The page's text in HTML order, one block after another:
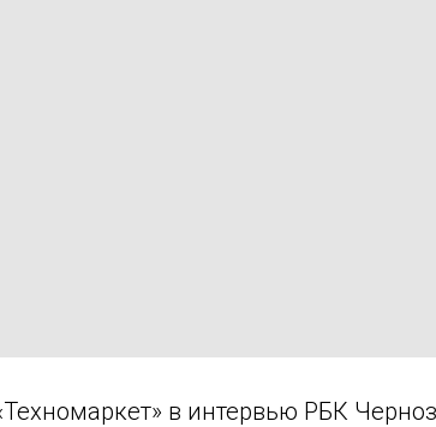
в интервью РБК